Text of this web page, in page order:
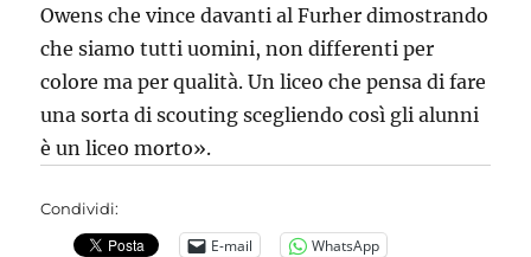
Owens che vince davanti al Furher dimostrando
che siamo tutti uomini, non differenti per
colore ma per qualità. Un liceo che pensa di fare
una sorta di scouting scegliendo così gli alunni
è un liceo morto».
Condividi:
E-mail WhatsApp